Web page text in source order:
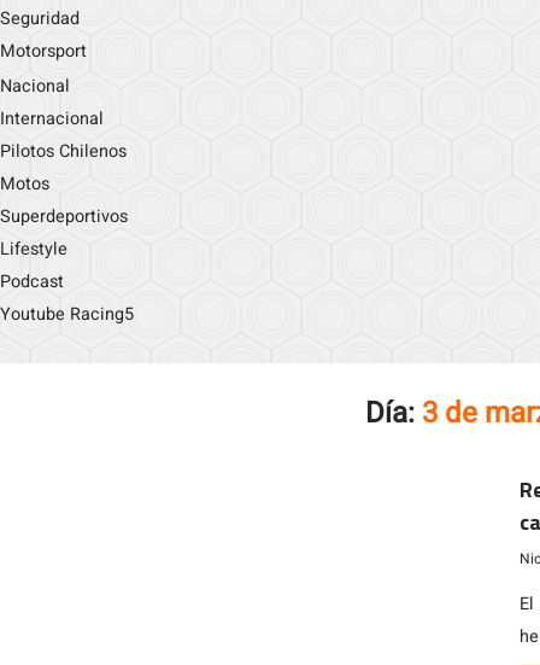
Seguridad
Motorsport
Nacional
Internacional
Pilotos Chilenos
Motos
Superdeportivos
Lifestyle
Podcast
Youtube Racing5
Día: 3 de